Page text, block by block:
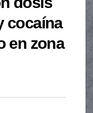
cocaína
en zona